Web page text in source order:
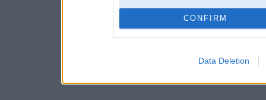
CONFIRM
Data Deletion